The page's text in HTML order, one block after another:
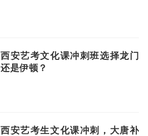
西安艺考文化课冲刺班选择龙门
还是伊顿？
西安艺考生文化课冲刺，大唐补